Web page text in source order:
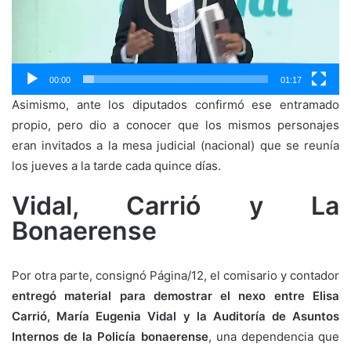
00:00 01:17
Asimismo, ante los diputados confirmó ese entramado
propio, pero dio a conocer que los mismos personajes
eran invitados a la mesa judicial (nacional) que se reunía
los jueves a la tarde cada quince días.
Vidal, Carrió y La
Bonaerense
Por otra parte, consignó Página/12, el comisario y contador
entregó material para demostrar el nexo entre Elisa
Carrió, María Eugenia Vidal y la Auditoría de Asuntos
Internos de la Policía bonaerense, una dependencia que